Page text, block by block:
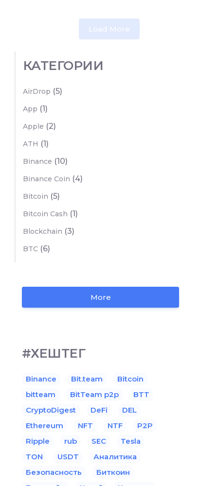
Load More
КАТЕГОРИИ
AirDrop (5)
App (1)
Apple (2)
ATH (1)
Binance (10)
Binance Coin (4)
Bitcoin (5)
Bitcoin Cash (1)
Blockchain (3)
BTC (6)
More
#ХЕШТЕГ
Binance Bit.team
Bitcoin
bitteam
BitTeam p2p
BTT
CryptoDigest
DeFi
DEL
Ethereum
NFT NTF
P2P
Ripple
rub SEC
Tesla
TON
USDT
Аналитика
Безопасность
Биткоин